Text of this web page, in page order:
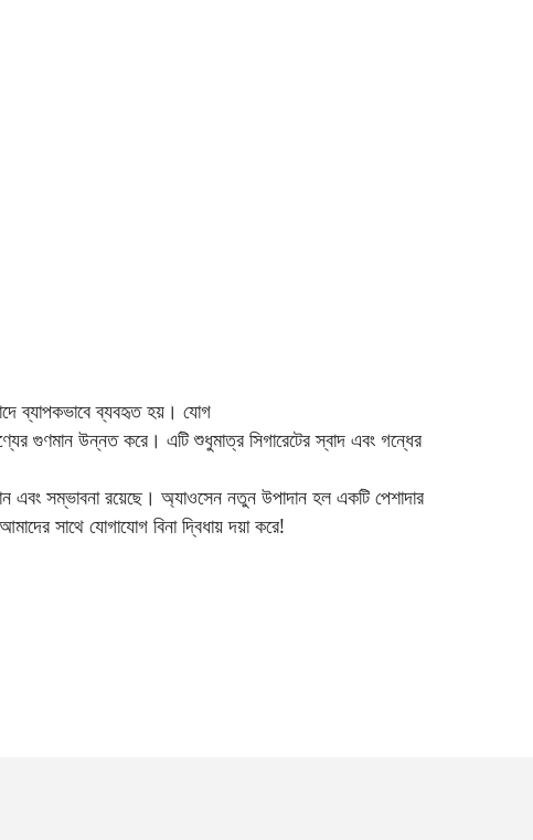
ব্যাপকভাবে ব্যবহৃত হয়। যোগ
গুণমান উন্নত করে। এটি শুধুমাত্র সিগারেটের স্বাদ এবং গন্ধের
এবং সম্ভাবনা রয়েছে। অ্যাওসেন নতুন উপাদান হল একটি পেশাদার
সাথে যোগাযোগ বিনা দ্বিধায় দয়া করে!